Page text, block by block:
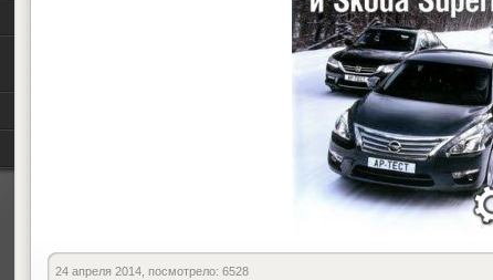
24 апреля 2014, посмотрело: 6528